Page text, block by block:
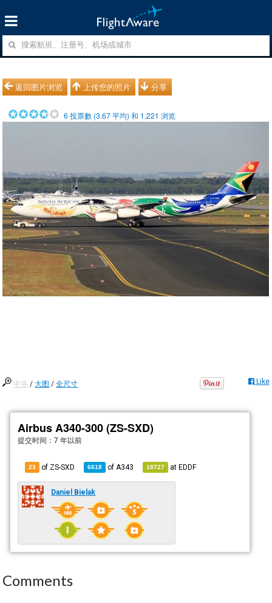
返回图片浏览 上传您的照片 分享
6 投票數 (3.67平均) 和 1,221 浏览
中等 /大图 /全尺寸 Like
Airbus A340-300 (ZS-SXD)
提交时间：7 年以前
23 of ZS-SXD 6618 of A343 18727 atEDDF
Daniel Bielak
Comments